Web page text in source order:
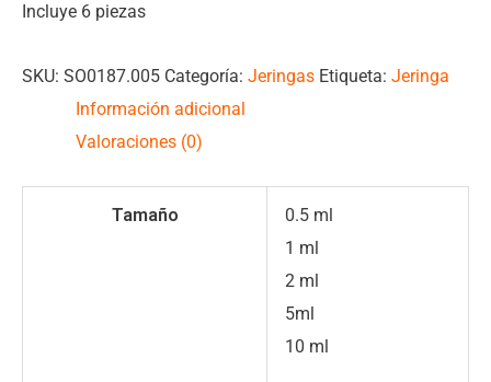
Incluye 6 piezas
SKU: SO0187.005 Categoría: Jeringas Etiqueta: Jeringa
Información adicional
Valoraciones (0)
Tamaño
0.5 ml
1 ml
2 ml
5ml
10 ml